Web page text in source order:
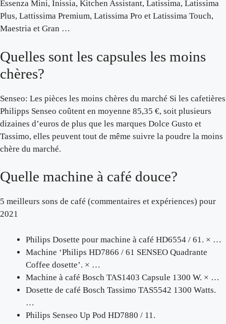
Essenza Mini, Inissia, Kitchen Assistant, Latissima, Latissima
Plus, Lattissima Premium, Latissima Pro et Latissima Touch,
Maestria et Gran …
Quelles sont les capsules les moins
chères?
Senseo: Les pièces les moins chères du marché Si les cafetières
Philipps Senseo coûtent en moyenne 85,35 €, soit plusieurs
dizaines d’euros de plus que les marques Dolce Gusto et
Tassimo, elles peuvent tout de même suivre la poudre la moins
chère du marché.
Quelle machine à café douce?
5 meilleurs sons de café (commentaires et expériences) pour
2021
Philips Dosette pour machine à café HD6554 / 61. × …
Machine ‘Philips HD7866 / 61 SENSEO Quadrante
Coffee dosette’. × …
Machine à café Bosch TAS1403 Capsule 1300 W. × …
Dosette de café Bosch Tassimo TAS5542 1300 Watts.
…
Philips Senseo Up Pod HD7880 / 11.